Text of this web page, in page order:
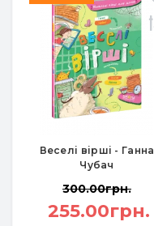
Веселі вірші - Ганна
Чубач
300.00грн.
255.00грн.